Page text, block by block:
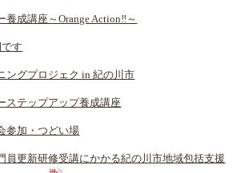
養成講座～Orange Action‼～
す
ングプロジェク in 紀の川市
ステップアップ養成講座
参加・つどい場
員更新研修受講にかかる紀の川市地域包括支援